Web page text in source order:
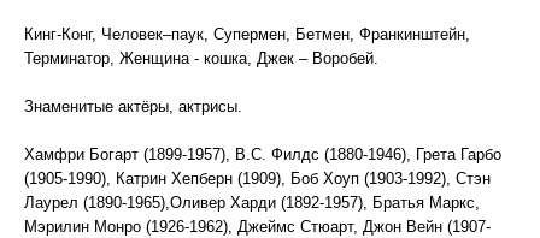
Кинг-Конг, Человек–паук, Супермен, Бетмен, Франкинштейн,
Терминатор, Женщина - кошка, Джек – Воробей.
Знаменитые актёры, актрисы.
Хамфри Богарт (1899-1957), В.С. Филдс (1880-1946), Грета Гарбо
(1905-1990), Катрин Хепберн (1909), Боб Хоуп (1903-1992), Стэн
Лаурел (1890-1965),Оливер Харди (1892-1957), Братья Маркс,
Мэрилин Монро (1926-1962), Джеймс Стюарт, Джон Вейн (1907-